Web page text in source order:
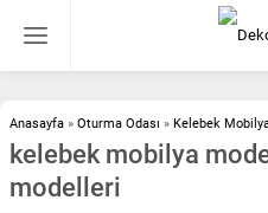
Anasayfa » Oturma Odası » Kelebek
kelebek mobilya
modelleri